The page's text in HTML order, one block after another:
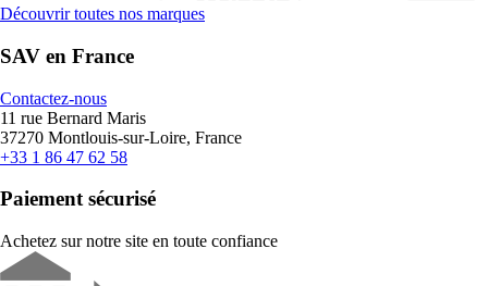
Découvrir toutes nos marques
SAV en France
Contactez-nous
11 rue Bernard Maris
37270 Montlouis-sur-Loire, France
+33 1 86 47 62 58
Paiement sécurisé
Achetez sur notre site en toute confiance